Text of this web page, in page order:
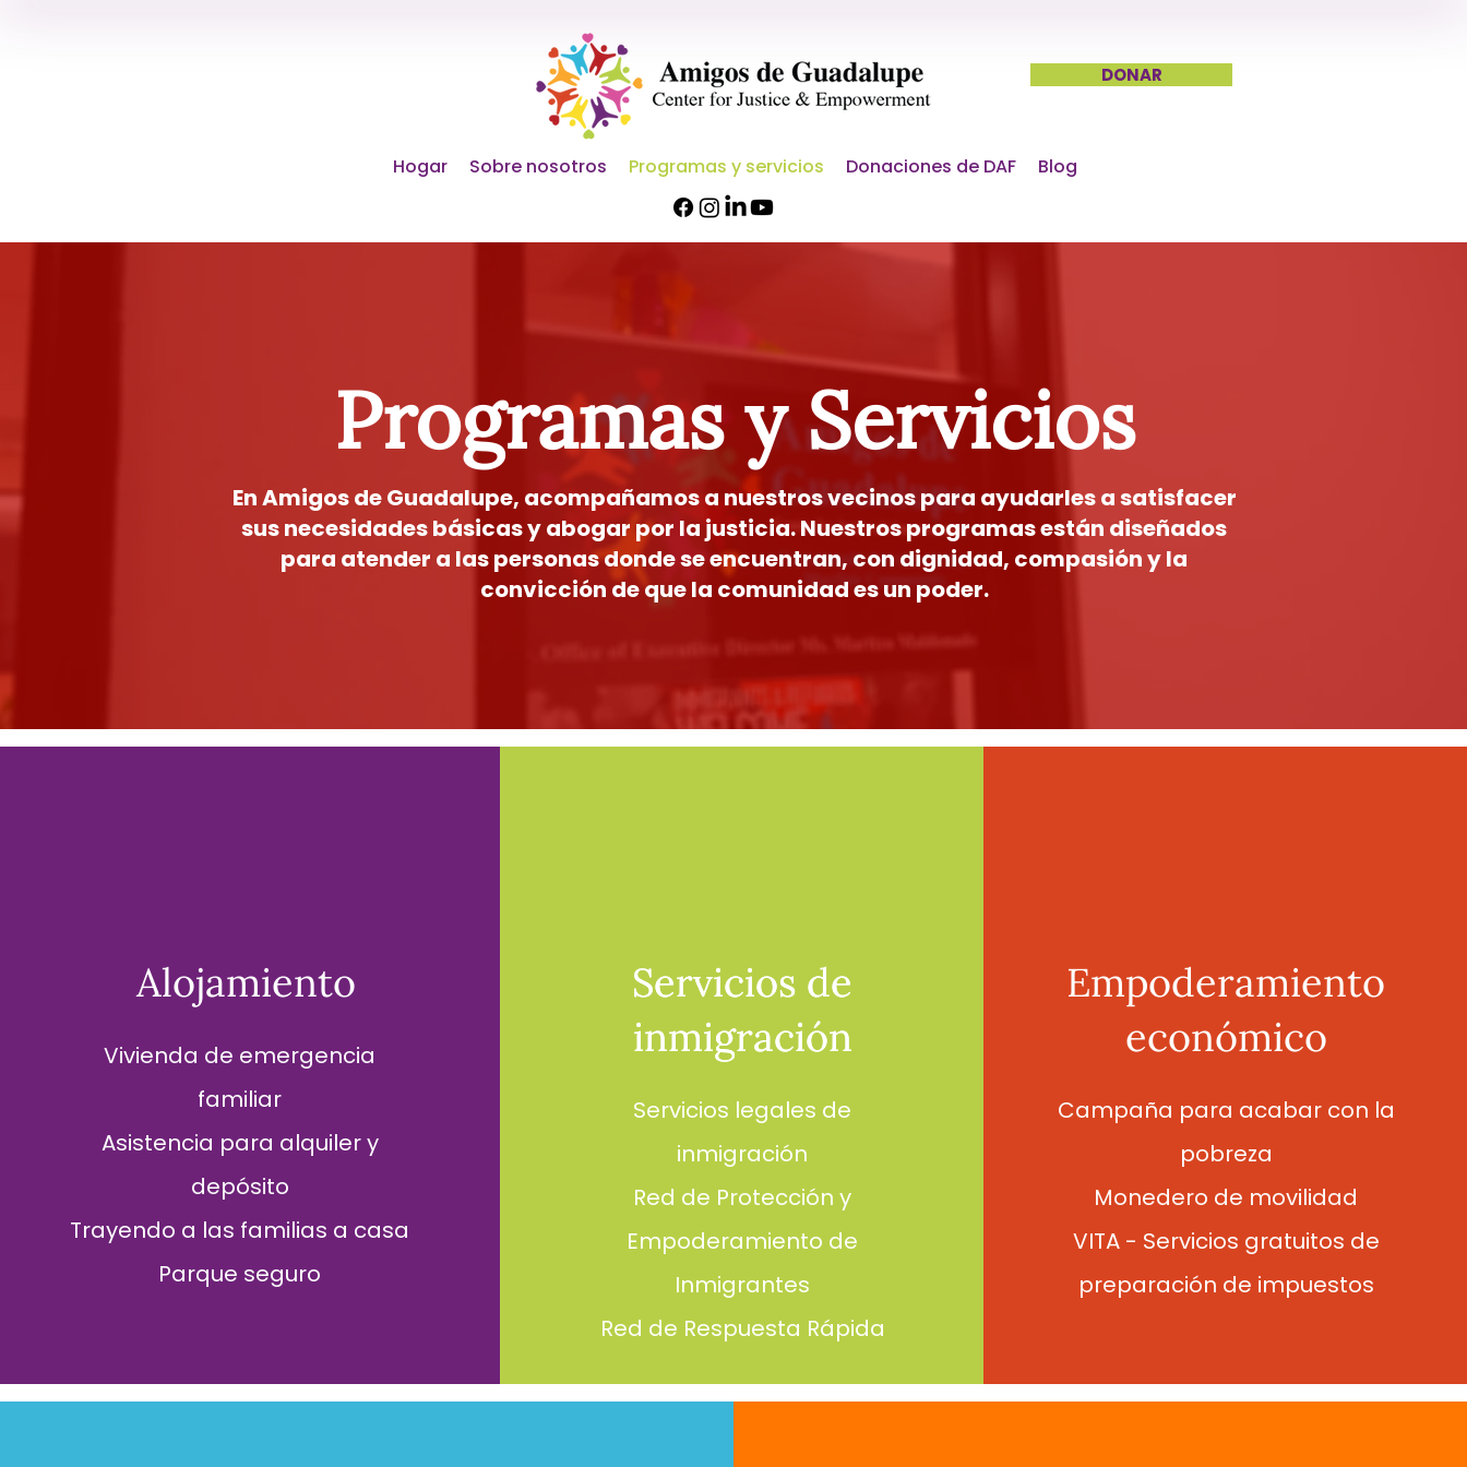
DONAR
Hogar Sobre nosotros Programas y servicios Donaciones de DAF Blog
Programas y Servicios
En Amigos de Guadalupe, acompañamos a nuestros vecinos para ayudarles a satisfacer
sus necesidades básicas y abogar por la justicia. Nuestros programas están diseñados
para atender a las personas donde se encuentran, con dignidad, compasión y la
convicción de que la comunidad es un poder.
Alojamiento
Vivienda de emergencia
familiar
Asistencia para alquiler y
depósito
Trayendo a las familias a casa
Parque seguro
Servicios de
inmigración
Servicios de
inmigración
Servicios legales de
inmigración
Red de Protección y
Empoderamiento de
Inmigrantes
Red de Respuesta Rápida
Empoderamiento
económico
Campaña para acabar con la
pobreza
Monedero de movilidad
VITA - Servicios gratuitos de
preparación de impuestos